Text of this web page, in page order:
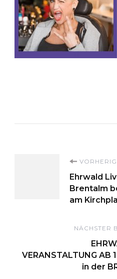
Ehrwald
Brentalm
am
NÄCHSTER
VERANSTALTUNG AB
in der